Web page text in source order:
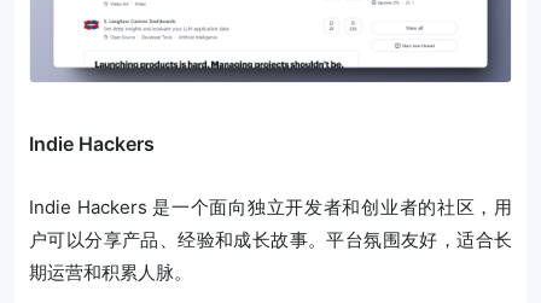
Indie Hackers
Indie Hackers 是一个面向独立开发者和创业者的社区，用
户可以分享产品、经验和成长故事。平台氛围友好，适合长
期运营和积累人脉。